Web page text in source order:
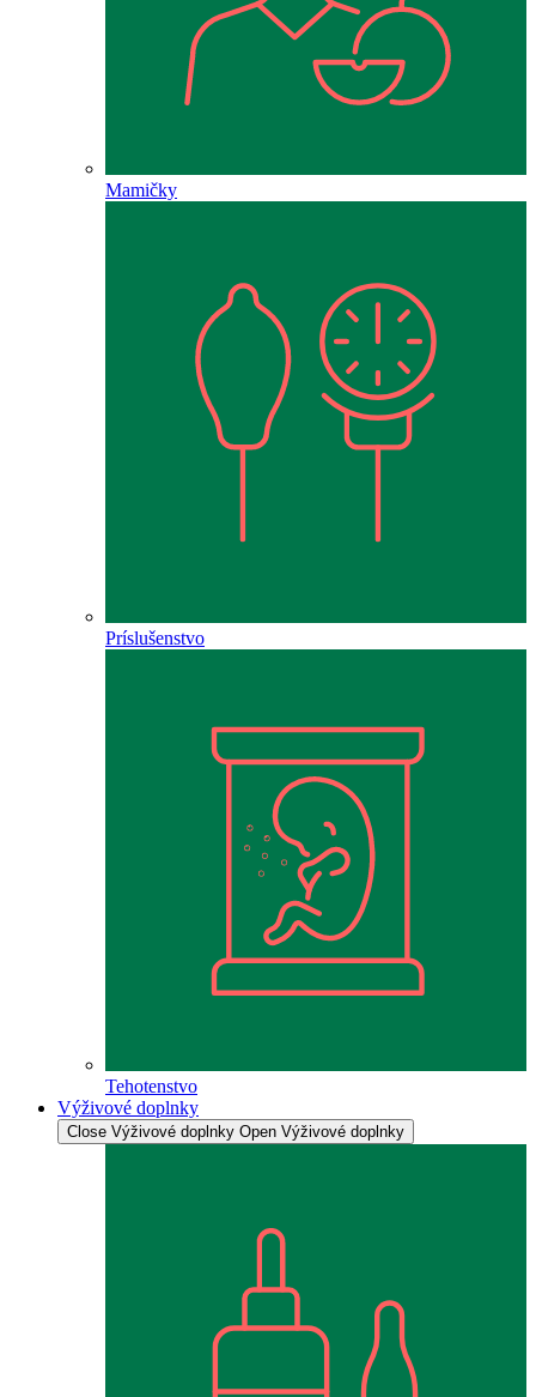
Mamičky
Príslušenstvo
Tehotenstvo
Výživové doplnky
Close Výživové doplnky Open Výživové doplnky